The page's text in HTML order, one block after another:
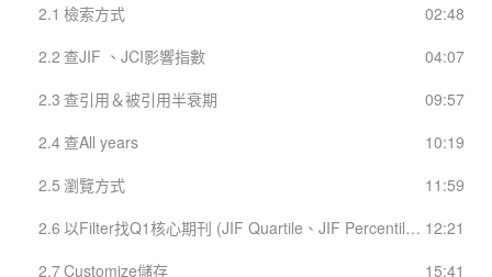
02:48
2.1 檢索方式
04:07
2.2 查JIF 、JCI影響指數
09:57
2.3 查引用＆被引用半衰期
10:19
2.4 查All years
11:59
2.5 瀏覽方式
12:21
2.6
以Filter找Q1核心期刊 (JIF Quartile、JIF Percentiles)
15:41
2.7Customize儲存